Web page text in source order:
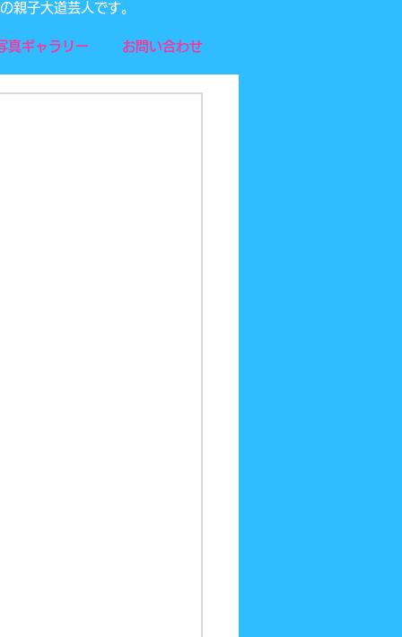
親子大道芸人です。
真ギャラリー お問い合わせ